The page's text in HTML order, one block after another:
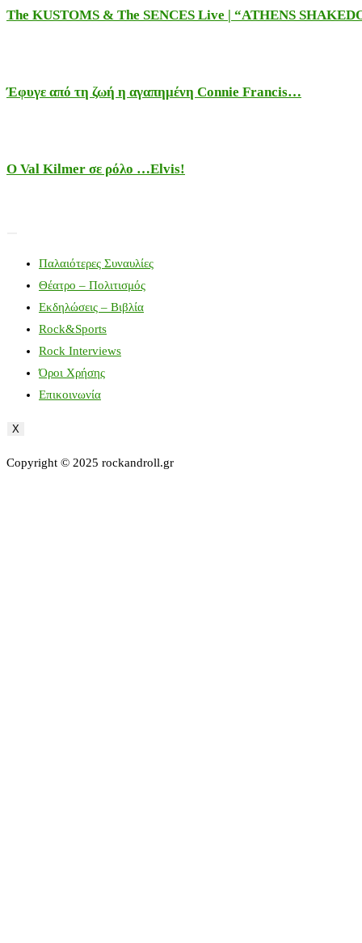
The KUSTOMS & The SENCES Live | “ATHENS
Έφυγε από τη ζωή η αγαπημένη Connie Francis…
Ο Val Kilmer σε ρόλο …Elvis!
Παλαιότερες Συναυλίες
Θέατρο – Πολιτισμός
Εκδηλώσεις – Βιβλία
Rock&Sports
Rock Interviews
Όροι Χρήσης
Επικοινωνία
X
Copyright © 2025 rockandroll.gr